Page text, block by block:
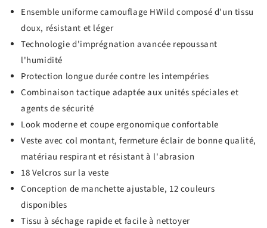
Ensemble uniforme camouflage HWild composé d'un tissu
doux, résistant et léger
Technologie d'imprégnation avancée repoussant
l'humidité
Protection longue durée contre les intempéries
Combinaison tactique adaptée aux unités spéciales et
agents de sécurité
Look moderne et coupe ergonomique confortable
Veste avec col montant, fermeture éclair de bonne qualité,
matériau respirant et résistant à l'abrasion
18 Velcros sur la veste
Conception de manchette ajustable, 12 couleurs
disponibles
Tissu à séchage rapide et facile à nettoyer